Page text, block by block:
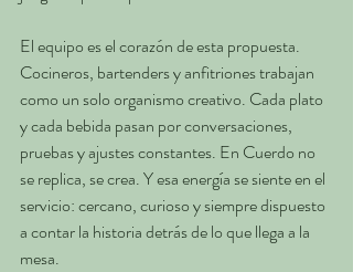
El equipo es el corazón de esta propuesta.
Cocineros, bartenders y anfitriones trabajan
como un solo organismo creativo. Cada plato
y cada bebida pasan por conversaciones,
pruebas y ajustes constantes. En Cuerdo no
se replica, se crea. Y esa energía se siente en el
servicio: cercano, curioso y siempre dispuesto
a contar la historia detrás de lo que llega a la
mesa.